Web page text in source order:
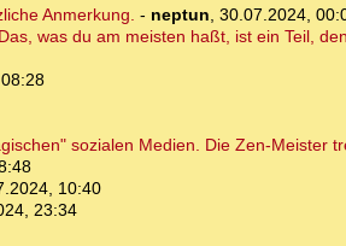
Anmerkung. - neptun, 30.07.2024,
was du am meisten haßt, ist ein Teil,
sozialen Medien. Die Zen-Meister
10:40
23:34